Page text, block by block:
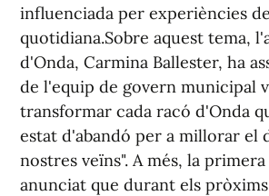
influenciada per experiències
quotidiana.Sobre aquest tema,
d'Onda, Carmina Ballester, ha
de l'equip de govern municipal
transformar cada racó d'Onda
estat d'abandó per a millorar el
nostres veïns". A més, la
anunciat que durant els pròxims